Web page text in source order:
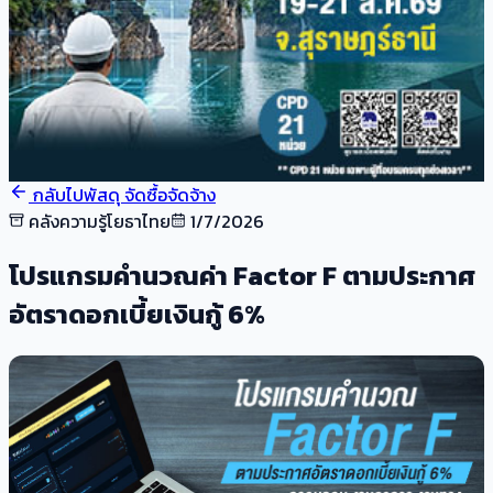
กลับไปพัสดุ จัดซื้อจัดจ้าง
คลังความรู้โยธาไทย
1/7/2026
โปรแกรมคำนวณค่า Factor F ตามประกาศ
อัตราดอกเบี้ยเงินกู้ 6%